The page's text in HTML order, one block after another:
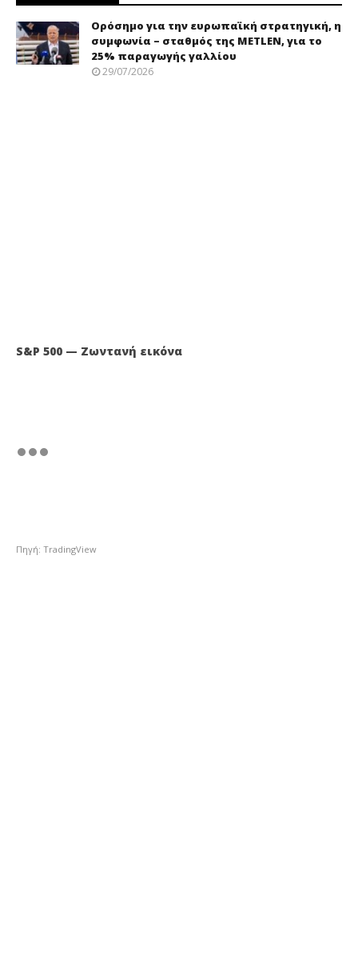
Ορόσημο για την ευρωπαϊκή στρατηγική, η
συμφωνία – σταθμός της METLEN, για το
25% παραγωγής γαλλίου
29/07/2026
S&P 500 — Ζωντανή εικόνα
Πηγή: TradingView